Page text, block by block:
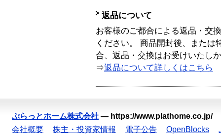
返品について
お客様のご都合による返品・交
ください。 商品開封後、または
合、返品・交換はお受けいたし
⇒返品について詳しくはこちら
ぷらっとホーム株式会社 — https://www.plathome.co.jp/
会社概要
株主・投資家情報 電子公告 OpenBlocks